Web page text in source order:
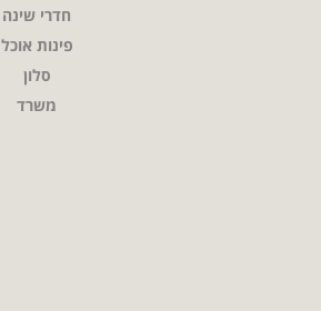
חדרי שינה
פינות אוכל
סלון
משרד